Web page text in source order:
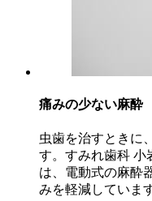
痛みの少ない麻酔
虫歯を治すときに
す。すみれ歯科 小
は、電動式の麻酔
みを軽減していま